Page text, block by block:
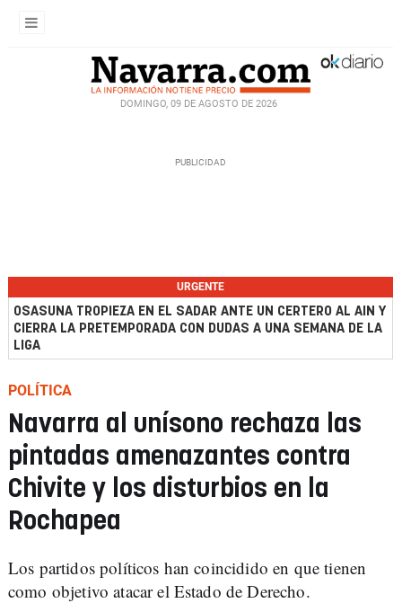
DOMINGO, 09 DE AGOSTO DE 2026
URGENTE
OSASUNA TROPIEZA EN EL SADAR ANTE UN CERTERO AL AIN Y
CIERRA LA PRETEMPORADA CON DUDAS A UNA SEMANA DE LA
LIGA
POLÍTICA
Navarra al unísono rechaza las
pintadas amenazantes contra
Chivite y los disturbios en la
Rochapea
Los partidos políticos han coincidido en que tienen
como objetivo atacar el Estado de Derecho.